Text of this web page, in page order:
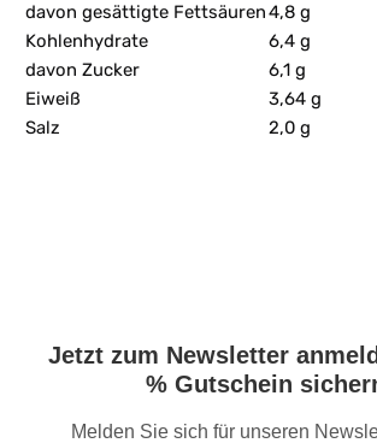
davon gesättigte Fettsäuren4,8 g
Kohlenhydrate
6,4 g
davon Zucker
6,1 g
Eiweiß
3,64 g
Salz
2,0 g
Jetzt zum Newsletter
% Gutschein
Melden Sie sich für unseren